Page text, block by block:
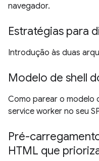
navegador.
Estratégias para
Introdução às duas
Modelo de shell
Como parear o modelo
service worker no seu
Pré-
HTML que